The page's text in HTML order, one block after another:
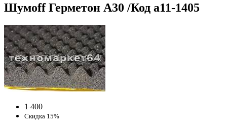
Шумоff Герметон А30 /Код a11-1405
1 400
Скидка 15%